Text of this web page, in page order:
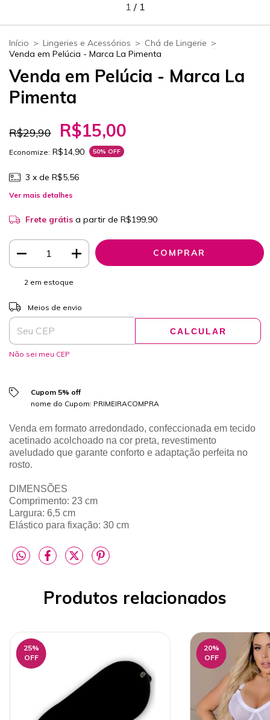
1 / 1
Início > Lingeries e Acessórios > Chá de Lingerie >
Venda em Pelúcia - Marca La Pimenta
Venda em Pelúcia - Marca La
Pimenta
R$29,90 R$15,00
Economize: R$14,90 50% OFF
3 x de R$5,56
Ver mais detalhes
Frete grátis a partir de R$199,90
2 em estoque
Entregas para o CEP:
Meios de envio
CALCULAR
Não sei meu CEP
Cupom 5% off
nome do Cupom: PRIMEIRACOMPRA
Venda em formato arredondado, confeccionada em tecido
acetinado acolchoado na cor preta, revestimento
aveludado que garante conforto e adaptação perfeita no
rosto.
DIMENSÕES
Comprimento: 23 cm
Largura: 6,5 cm
Elástico para fixação: 30 cm
Produtos relacionados
25%
OFF
20%
OFF